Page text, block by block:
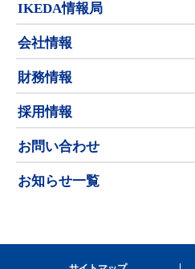
IKEDA情報局
会社情報
財務情報
採用情報
お問い合わせ
お知らせ一覧